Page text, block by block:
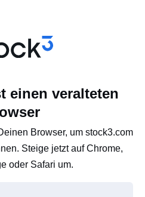
einen veralteten
Browser, um stock3.com
Steige jetzt auf Chrome,
oder Safari um.